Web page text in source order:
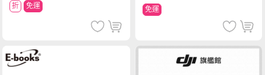
折 免運 免運